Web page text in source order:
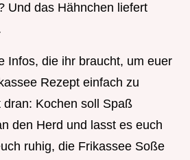
Und das Hähnchen liefert
Infos, die ihr braucht, um euer
Rezept einfach zu
Kochen soll Spaß
den Herd und lasst es euch
ruhig, die Frikassee Soße